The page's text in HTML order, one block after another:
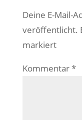
Deine E-Mail-
veröffentlicht.
markiert
Kommentar*